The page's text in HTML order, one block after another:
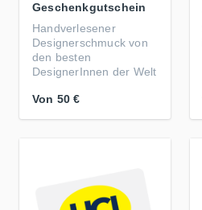
Geschenkgutschein
Handverlesener
Designerschmuck von
den besten
DesignerInnen der Welt
Von 50 €